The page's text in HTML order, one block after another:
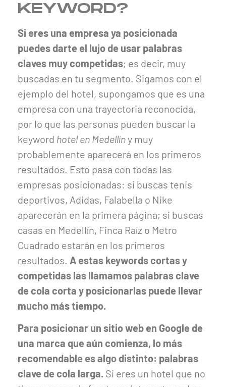
KEYWORD?
Si eres una empresa ya posicionada
puedes darte el lujo de usar palabras
claves muy competidas; es decir, muy
buscadas en tu segmento. Sigamos con el
ejemplo del hotel, supongamos que es una
empresa con una trayectoria reconocida,
por lo que las personas pueden buscar la
keyword hotel en Medellíny muy
probablemente aparecerá en los primeros
resultados. Esto pasa con todas las
empresas posicionadas: si buscas tenis
deportivos, Adidas, Falabella o Nike
aparecerán en la primera página; si buscas
casas en Medellín, Finca Raíz o Metro
Cuadrado estarán en los primeros
resultados. A estas keywords cortas y
competidas las llamamos palabras clave
de cola corta y posicionarlas puede llevar
mucho más tiempo.
Para posicionar un sitio web en Google de
una marca que aún comienza, lo más
recomendable es algo distinto: palabras
clave de cola larga. Si eres un hotel que no